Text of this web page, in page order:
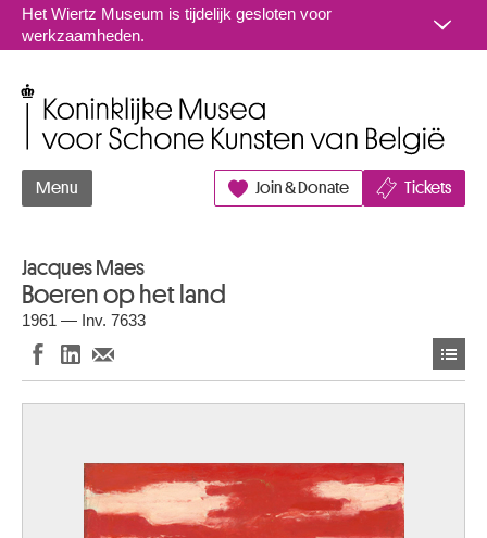
Naar inhoud
Het Wiertz Museum is tijdelijk gesloten voor
werkzaamheden.
Menu Join & Donate Tickets
Jacques Maes
Boeren op het land
1961 — Inv. 7633